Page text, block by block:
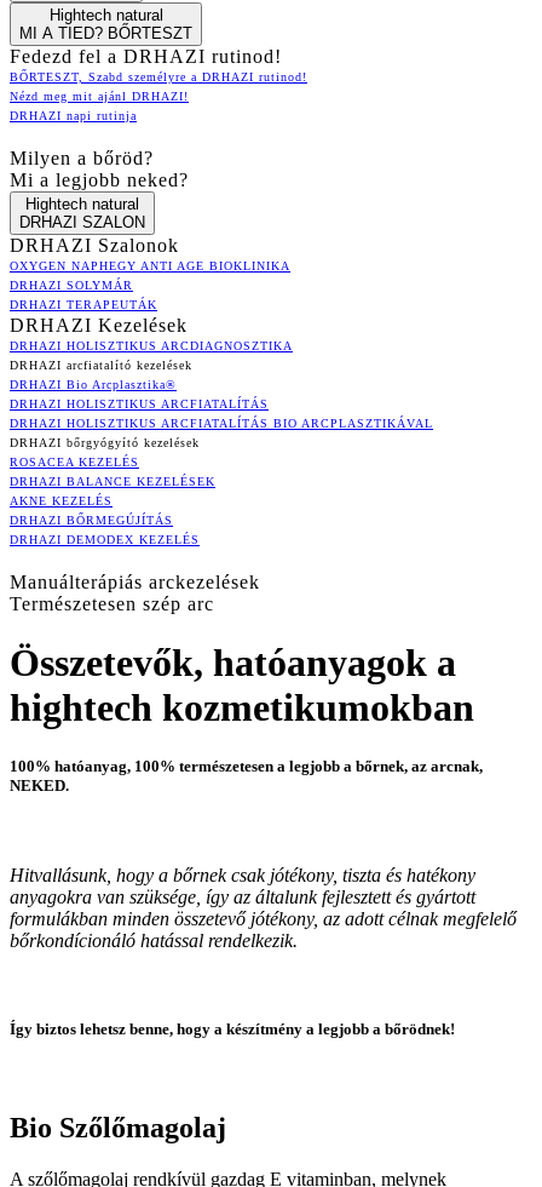
Hightech natural
MI A TIED? BŐRTESZT
Fedezd fel a DRHAZI rutinod!
BŐRTESZT, Szabd személyre a DRHAZI rutinod!
Nézd meg mit ajánl DRHAZI!
DRHAZI napi rutinja
Milyen a bőröd?
Mi a legjobb neked?
Hightech natural
DRHAZI SZALON
DRHAZI Szalonok
OXYGEN NAPHEGY ANTI AGE BIOKLINIKA
DRHAZI SOLYMÁR
DRHAZI TERAPEUTÁK
DRHAZI Kezelések
DRHAZI HOLISZTIKUS ARCDIAGNOSZTIKA
DRHAZI arcfiatalító kezelések
DRHAZI Bio Arcplasztika®
DRHAZI HOLISZTIKUS ARCFIATALÍTÁS
DRHAZI HOLISZTIKUS ARCFIATALÍTÁS BIO ARCPLASZTIKÁVAL
DRHAZI bőrgyógyító kezelések
ROSACEA KEZELÉS
DRHAZI BALANCE KEZELÉSEK
AKNE KEZELÉS
DRHAZI BŐRMEGÚJÍTÁS
DRHAZI DEMODEX KEZELÉS
Manuálterápiás arckezelések
Természetesen szép arc
Összetevők, hatóanyagok a
hightech kozmetikumokban
100% hatóanyag, 100% természetesen a legjobb a bőrnek, az arcnak,
NEKED.
Hitvallásunk, hogy a bőrnek csak jótékony, tiszta és hatékony
anyagokra van szüksége, így az általunk fejlesztett és gyártott
formulákban minden összetevő jótékony, az adott célnak megfelelő
bőrkondícionáló hatással rendelkezik.
Így biztos lehetsz benne, hogy a készítmény a legjobb a bőrödnek!
Bio Szőlőmagolaj
A szőlőmagolaj rendkívül gazdag E vitaminban, melynek